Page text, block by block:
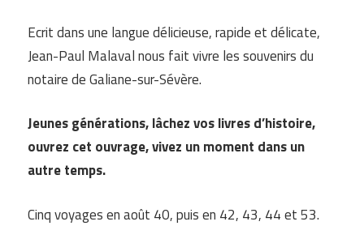
Ecrit dans une langue délicieuse, rapide et délicate,
Jean-Paul Malaval nous fait vivre les souvenirs du
notaire de Galiane-sur-Sévère.
Jeunes générations, lâchez vos livres d’histoire,
ouvrez cet ouvrage, vivez un moment dans un
autre temps.
Cinq voyages en août 40, puis en 42, 43, 44 et 53.